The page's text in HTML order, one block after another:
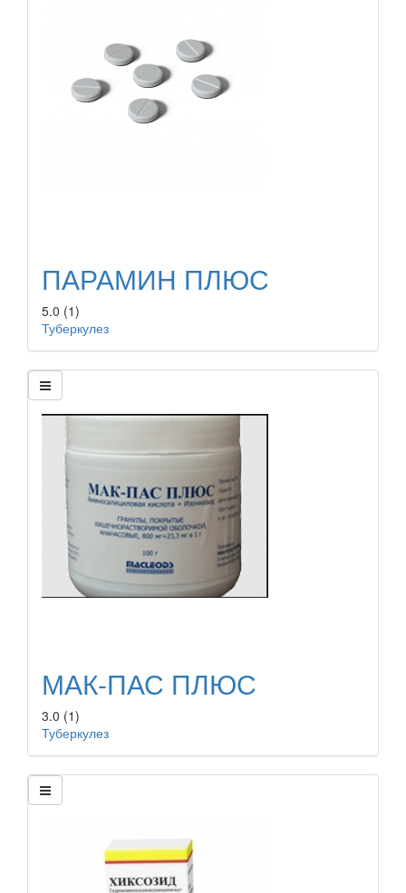
ПАРАМИН ПЛЮС
5.0 (1)
Туберкулез
МАК-ПАС ПЛЮС
3.0 (1)
Туберкулез